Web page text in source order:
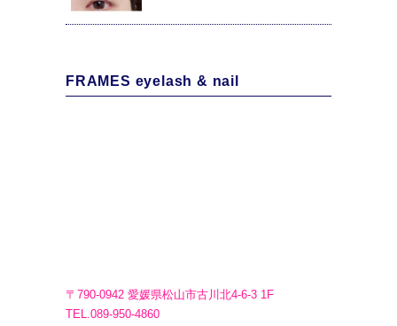
FRAMES eyelash & nail
〒790-0942 愛媛県松山市古川北4-6-3 1F
TEL.089-950-4860